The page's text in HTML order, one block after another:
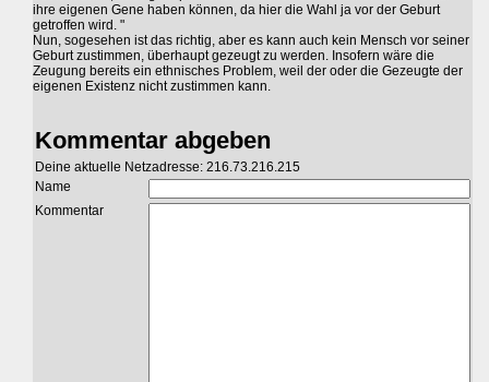
ihre eigenen Gene haben können, da hier die Wahl ja vor der Geburt
getroffen wird. "
Nun, sogesehen ist das richtig, aber es kann auch kein Mensch vor seiner
Geburt zustimmen, überhaupt gezeugt zu werden. Insofern wäre die
Zeugung bereits ein ethnisches Problem, weil der oder die Gezeugte der
eigenen Existenz nicht zustimmen kann.
Kommentar abgeben
Deine aktuelle Netzadresse: 216.73.216.215
Name
Kommentar